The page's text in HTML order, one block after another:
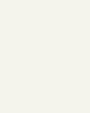
😄 cpu 内存硬盘那些数
怎么实现的，ai搞了几
年的剪藏笔记，点
博客，发现绝大部分都关